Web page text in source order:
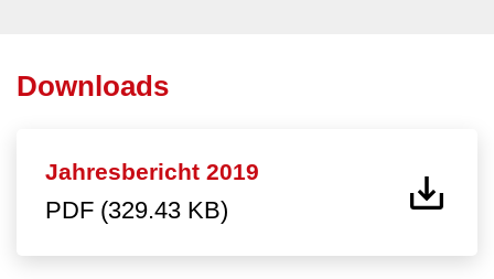
Downloads
Jahresbericht 2019
PDF (329.43 KB)